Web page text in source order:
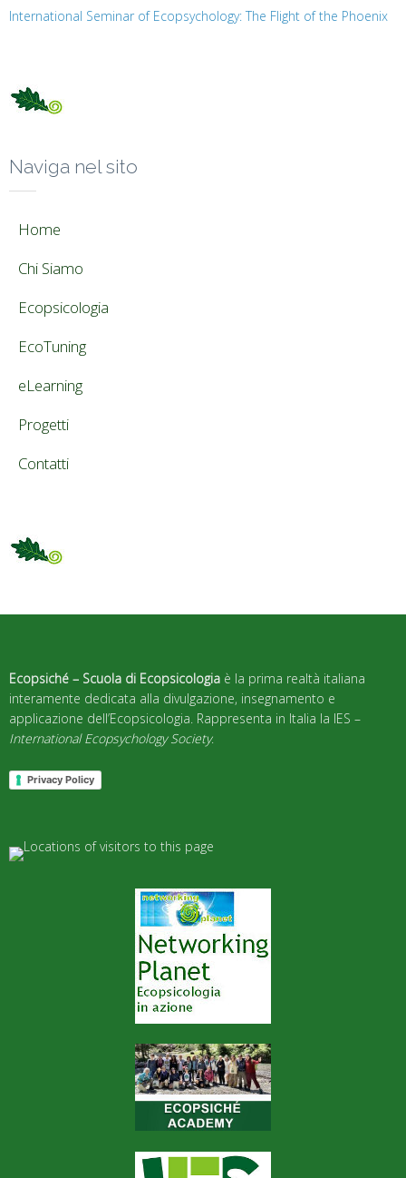
International Seminar of Ecopsychology: The Flight of the Phoenix
Naviga nel sito
Home
Chi Siamo
Ecopsicologia
EcoTuning
eLearning
Progetti
Contatti
Ecopsiché – Scuola di Ecopsicologia è la prima realtà italiana
interamente dedicata alla divulgazione, insegnamento e
applicazione dell’Ecopsicologia. Rappresenta in Italia la IES –
International Ecopsychology Society.
Privacy Policy